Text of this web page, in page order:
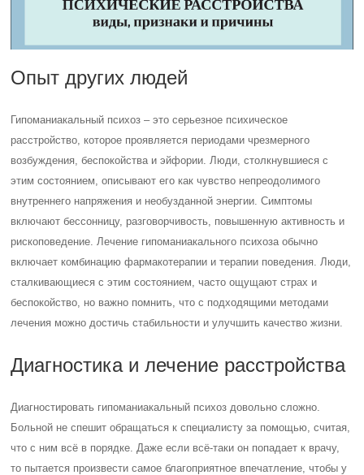
Опыт других людей
Гипоманиакальный психоз – это серьезное психическое
расстройство, которое проявляется периодами чрезмерного
возбуждения, беспокойства и эйфории. Люди, столкнувшиеся с
этим состоянием, описывают его как чувство непреодолимого
внутреннего напряжения и необузданной энергии. Симптомы
включают бессонницу, разговорчивость, повышенную активность и
рископоведение. Лечение гипоманиакального психоза обычно
включает комбинацию фармакотерапии и терапии поведения. Люди,
сталкивающиеся с этим состоянием, часто ощущают страх и
беспокойство, но важно помнить, что с подходящими методами
лечения можно достичь стабильности и улучшить качество жизни.
Диагностика и лечение расстройства
Диагностировать гипоманиакальный психоз довольно сложно.
Больной не спешит обращаться к специалисту за помощью, считая,
что с ним всё в порядке. Даже если всё-таки он попадает к врачу,
то пытается произвести самое благоприятное впечатление, чтобы у